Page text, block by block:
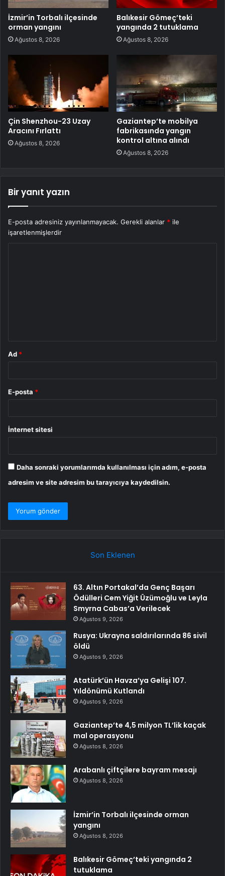
İzmir’in Torbalı ilçesinde
orman yangını
Ağustos 8, 2026
Balıkesir Gömeç’teki
yangında 2 tutuklama
Ağustos 8, 2026
Çin Shenzhou-23 Uzay
Aracını Fırlattı
Ağustos 8, 2026
Gaziantep’te mobilya
fabrikasında yangın
kontrol altına alındı
Ağustos 8, 2026
Bir yanıt yazın
E-posta adresiniz yayınlanmayacak. Gerekli alanlar * ile
işaretlenmişlerdir
Ad *
E-posta *
İnternet sitesi
Daha sonraki yorumlarımda kullanılması için adım, e-posta
adresim ve site adresim bu tarayıcıya kaydedilsin.
Son Eklenen
63. Altın Portakal’da Genç Başarı
Ödülleri Cem Yiğit Üzümoğlu ve Leyla
Smyrna Cabas’a Verilecek
Ağustos 9, 2026
Rusya: Ukrayna saldırılarında 86 sivil
öldü
Ağustos 9, 2026
Atatürk’ün Havza’ya Gelişi 107.
Yıldönümü Kutlandı
Ağustos 9, 2026
Gaziantep’te 4,5 milyon TL’lik kaçak
mal operasyonu
Ağustos 8, 2026
Arabanlı çiftçilere bayram mesajı
Ağustos 8, 2026
İzmir’in Torbalı ilçesinde orman
yangını
Ağustos 8, 2026
Balıkesir Gömeç’teki yangında 2
tutuklama